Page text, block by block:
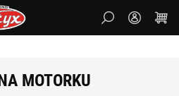
MOTORKU